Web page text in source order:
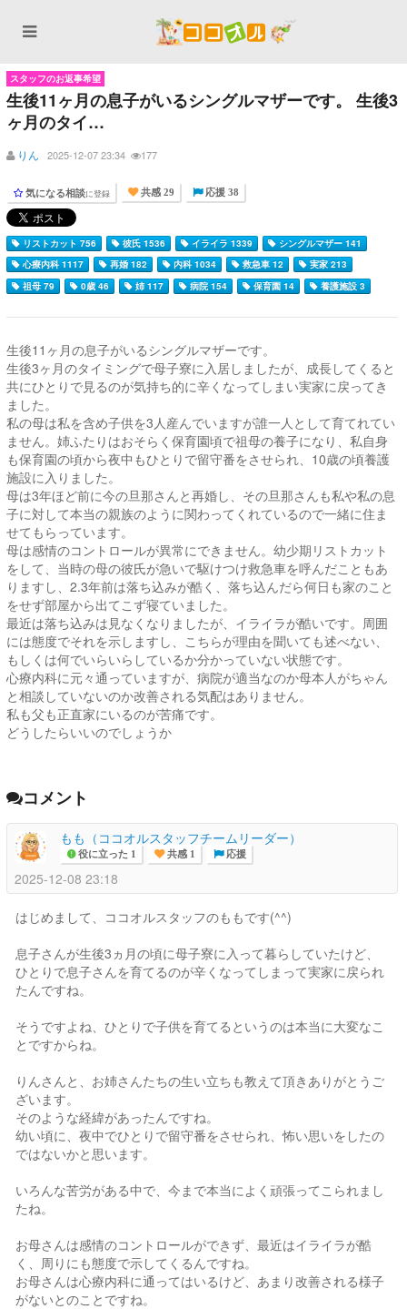
スタッフのお返事希望
生後11ヶ月の息子がいるシングルマザーです。 生後3
ヶ月のタイ…
りん 2025-12-07 23:34 177
気になる相談に登録 共感 29 応援 38
リストカット 756 彼氏 1536 イライラ 1339
シングルマザー 141
心療内科 1117
再婚 182 内科 1034 救急車 12
実家 213
祖母 79
0歳 46 姉 117 病院 154 保育園 14 養護施設 3
生後11ヶ月の息子がいるシングルマザーです。
生後3ヶ月のタイミングで母子寮に入居しましたが、成長してくると
共にひとりで見るのが気持ち的に辛くなってしまい実家に戻ってき
ました。
私の母は私を含め子供を3人産んでいますが誰一人として育てれてい
ません。姉ふたりはおそらく保育園頃で祖母の養子になり、私自身
も保育園の頃から夜中もひとりで留守番をさせられ、10歳の頃養護
施設に入りました。
母は3年ほど前に今の旦那さんと再婚し、その旦那さんも私や私の息
子に対して本当の親族のように関わってくれているので一緒に住ま
せてもらっています。
母は感情のコントロールが異常にできません。幼少期リストカット
をして、当時の母の彼氏が急いで駆けつけ救急車を呼んだこともあ
りますし、2.3年前は落ち込みが酷く、落ち込んだら何日も家のこと
をせず部屋から出てこず寝ていました。
最近は落ち込みは見なくなりましたが、イライラが酷いです。周囲
には態度でそれを示しますし、こちらが理由を聞いても述べない、
もしくは何でいらいらしているか分かっていない状態です。
心療内科に元々通っていますが、病院が適当なのか母本人がちゃん
と相談していないのか改善される気配はありません。
私も父も正直家にいるのが苦痛です。
どうしたらいいのでしょうか
コメント
もも（ココオルスタッフチームリーダー）
役に立った 1 共感 1 応援
2025-12-08 23:18
はじめまして、ココオルスタッフのももです(^^)
息子さんが生後3ヵ月の頃に母子寮に入って暮らしていたけど、
ひとりで息子さんを育てるのが辛くなってしまって実家に戻られ
たんですね。
そうですよね、ひとりで子供を育てるというのは本当に大変なこ
とですからね。
りんさんと、お姉さんたちの生い立ちも教えて頂きありがとうご
ざいます。
そのような経緯があったんですね。
幼い頃に、夜中でひとりで留守番をさせられ、怖い思いをしたの
ではないかと思います。
いろんな苦労がある中で、今まで本当によく頑張ってこられまし
たね。
お母さんは感情のコントロールができず、最近はイライラが酷
く、周りにも態度で示してくるんですね。
お母さんは心療内科に通ってはいるけど、あまり改善される様子
がないとのことですね。